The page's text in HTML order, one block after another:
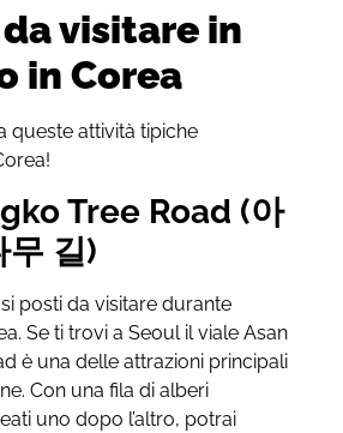
visitare in
in Corea
queste attività tipiche
Tree Road (아
무 길)
posti da visitare durante
Se ti trovi a Seoul il viale Asan
è una delle attrazioni principali
Con una fila di alberi
uno dopo l’altro, potrai